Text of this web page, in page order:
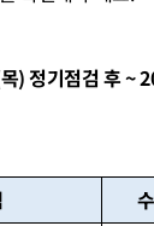
목)정기점검 후~